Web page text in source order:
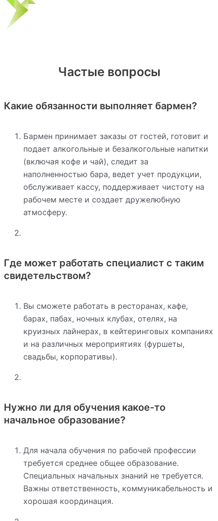
Частые вопросы
Какие обязанности выполняет бармен?
Бармен принимает заказы от гостей, готовит и
подает алкогольные и безалкогольные напитки
(включая кофе и чай), следит за
наполненностью бара, ведет учет продукции,
обслуживает кассу, поддерживает чистоту на
рабочем месте и создает дружелюбную
атмосферу.
Где может работать специалист с таким
свидетельством?
Вы сможете работать в ресторанах, кафе,
барах, пабах, ночных клубах, отелях, на
круизных лайнерах, в кейтеринговых компаниях
и на различных мероприятиях (фуршеты,
свадьбы, корпоративы).
Нужно ли для обучения какое-то
начальное образование?
Для начала обучения по рабочей профессии
требуется среднее общее образование.
Специальных начальных знаний не требуется.
Важны ответственность, коммуникабельность и
хорошая координация.